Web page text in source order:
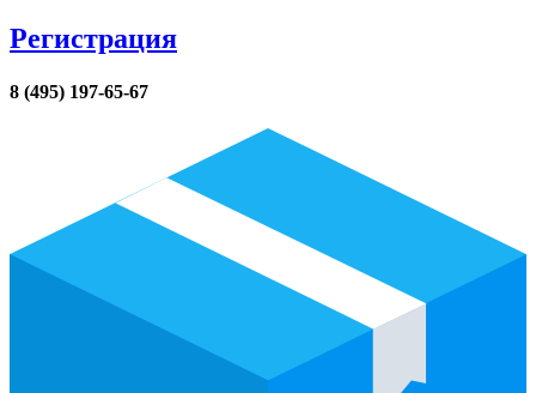
Регистрация
8 (495) 197-65-67